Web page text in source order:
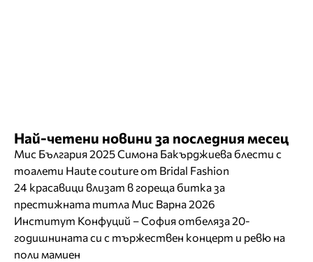
Най-четени новини за последния месец
Мис България 2025 Симона Бакърджиева блести с
тоалети Haute couture от Bridal Fashion
24 красавици влизат в гореща битка за
престижната титла Мис Варна 2026
Институт Конфуций – София отбеляза 20-
годишнината си с тържествен концерт и ревю на
поли мамиен